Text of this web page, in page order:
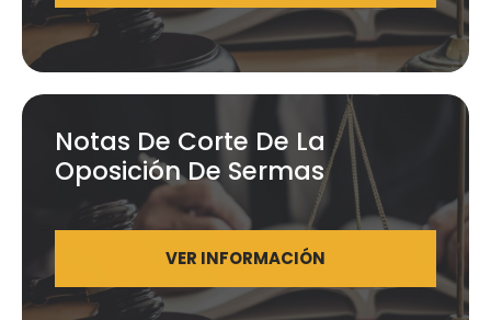
Notas De Corte De La
Oposición De Sermas
VER INFORMACIÓN